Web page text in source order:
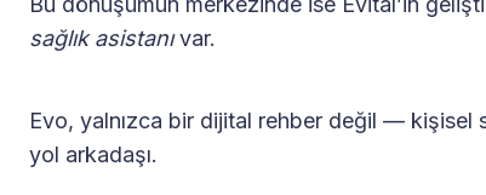
sağlık asistanıvar.
Evo, yalnızca bir dijital rehber değil — kişisel
yol arkadaşı.